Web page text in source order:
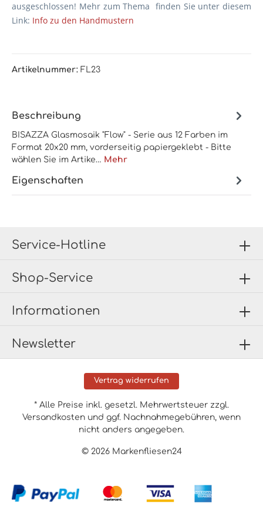
ausgeschlossen! Mehr zum Thema finden Sie unter diesem
Link: Info zu den Handmustern
Artikelnummer: FL23
Beschreibung
BISAZZA Glasmosaik "Flow" - Serie aus 12 Farben im
Format 20x20 mm, vorderseitig papiergeklebt - Bitte
wählen Sie im Artike… Mehr
Eigenschaften
Newsletter
Service-Hotline
Shop-Service
Informationen
Vertrag widerrufen
© 2026 Markenfliesen24
* Alle Preise inkl. gesetzl. Mehrwertsteuer zzgl.
Versandkosten und ggf. Nachnahmegebühren, wenn
nicht anders angegeben.